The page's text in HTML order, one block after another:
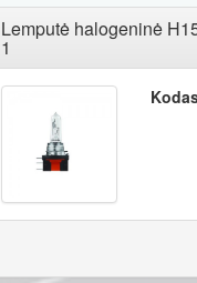
Lemputė halogeninė
1